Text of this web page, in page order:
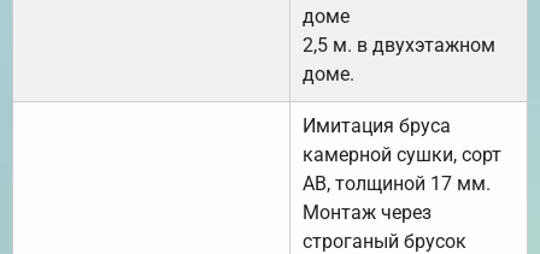
доме
2,5 м. в двухэтажном
доме.
Имитация бруса
камерной сушки, сорт
АВ, толщиной 17 мм.
Монтаж через
строганый брусок